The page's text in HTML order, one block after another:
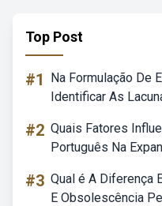
Top Post
#1
Na Formulação De
Identificar As
#2 Quais Fatores
Português Na
#3 Qual é A Diferença
E Obsolescência